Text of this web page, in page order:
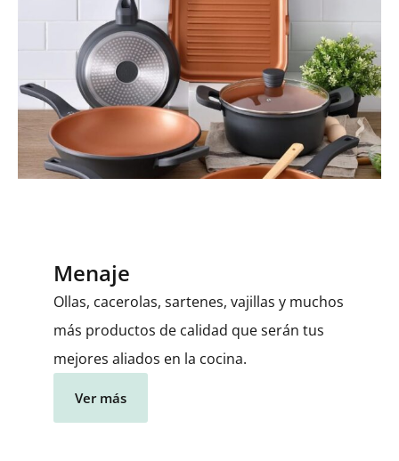
Menaje
Ollas, cacerolas, sartenes, vajillas y muchos
más productos de calidad que serán tus
mejores aliados en la cocina.
Ver más